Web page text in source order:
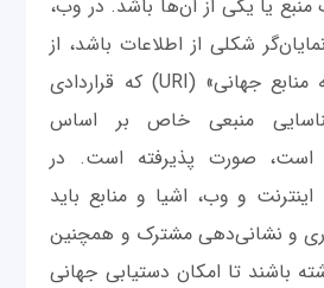
یا یکی از آن‌ها باشد. در وب،
شکلی از اطلاعات باشد، از
طریق ایجاد «شناسه منابع جهانی» (URI) که قراردادی
منبعی خاص بر اساس
صورت پذیرفته است. در
اینترنت و وب، اشیا و منابع باید
و نشانی‌دهی مشترک و همچنین
باشند تا امکان دستیابی جهانی